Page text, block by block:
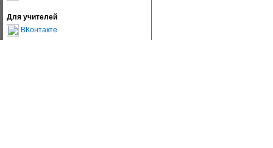
Для учителей
ВКонтакте